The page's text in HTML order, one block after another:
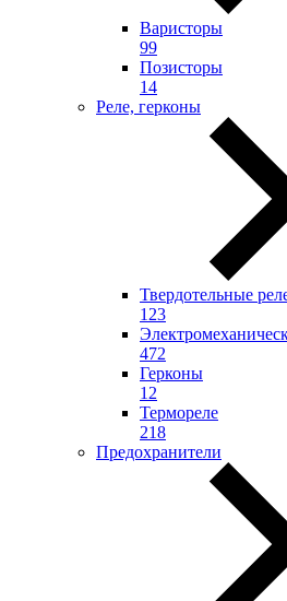
Варисторы
99
Позисторы
14
Реле, герконы
Твердотельные
123
472
Герконы
12
Термореле
218
Предохранители